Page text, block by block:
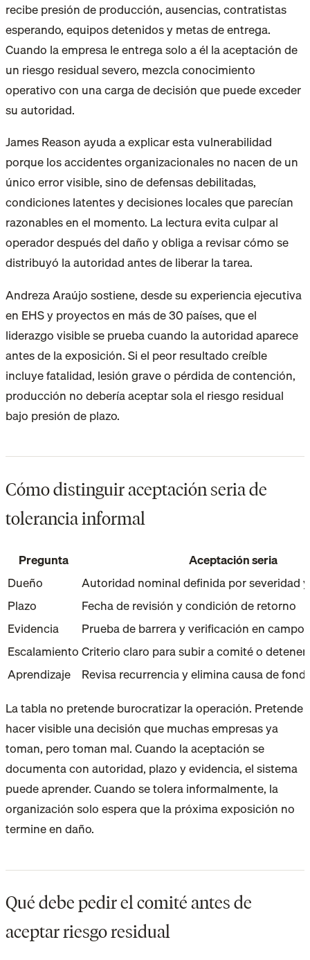
recibe presión de producción, ausencias, contratistas
esperando, equipos detenidos y metas de entrega.
Cuando la empresa le entrega solo a él la aceptación de
un riesgo residual severo, mezcla conocimiento
operativo con una carga de decisión que puede exceder
su autoridad.
James Reason ayuda a explicar esta vulnerabilidad
porque los accidentes organizacionales no nacen de un
único error visible, sino de defensas debilitadas,
condiciones latentes y decisiones locales que parecían
razonables en el momento. La lectura evita culpar al
operador después del daño y obliga a revisar cómo se
distribuyó la autoridad antes de liberar la tarea.
Andreza Araújo sostiene, desde su experiencia ejecutiva
en EHS y proyectos en más de 30 países, que el
liderazgo visible se prueba cuando la autoridad aparece
antes de la exposición. Si el peor resultado creíble
incluye fatalidad, lesión grave o pérdida de contención,
producción no debería aceptar sola el riesgo residual
bajo presión de plazo.
Cómo distinguir aceptación seria de
tolerancia informal
Pregunta
Aceptación seria
Dueño
Autoridad nominal definida por severidad
Plazo
Fecha de revisión y condición de retorno
Evidencia
Prueba de barrera y verificación en campo
EscalamientoCriterio claro para subir a comité o detener
Aprendizaje
Revisa recurrencia y elimina causa de
La tabla no pretende burocratizar la operación. Pretende
hacer visible una decisión que muchas empresas ya
toman, pero toman mal. Cuando la aceptación se
documenta con autoridad, plazo y evidencia, el sistema
puede aprender. Cuando se tolera informalmente, la
organización solo espera que la próxima exposición no
termine en daño.
Qué debe pedir el comité antes de
aceptar riesgo residual